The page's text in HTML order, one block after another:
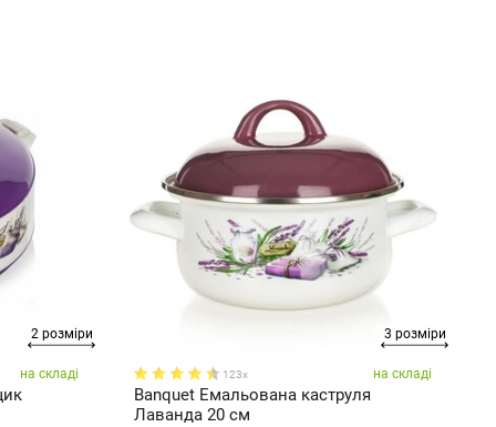
2 розміри
на складі
3 розміри
123x на складі
Banquet Емальована каструля
Лаванда 20 см